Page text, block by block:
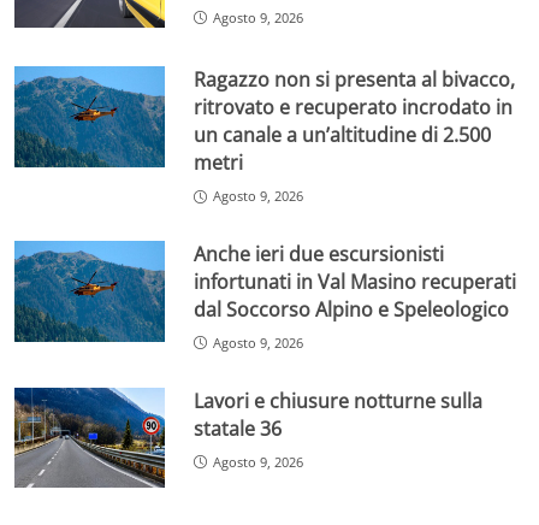
Agosto 9, 2026
Ragazzo non si presenta al bivacco,
ritrovato e recuperato incrodato in
un canale a un’altitudine di 2.500
metri
Agosto 9, 2026
Anche ieri due escursionisti
infortunati in Val Masino recuperati
dal Soccorso Alpino e Speleologico
Agosto 9, 2026
Lavori e chiusure notturne sulla
statale 36
Agosto 9, 2026